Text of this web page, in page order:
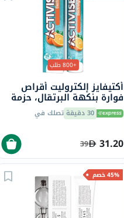
+800 طلب
أكتيفايز إلكتروليت أقراص
فوارة بنكهة البرتقال، حزمة
من 20 30 دقيقة تصلك في
31.20
39
45% خصم